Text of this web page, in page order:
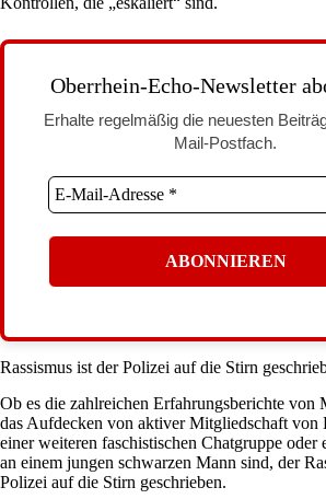
Oberrhein-Echo-Newsletter
Erhalte regelmäßig die neuesten
Mail-Postfach.
Rassismus ist der Polizei auf die Stirn
Ob es die zahlreichen Erfahrungsberichte von
das Aufdecken von aktiver Mitgliedschaft von
einer weiteren faschistischen Chatgruppe oder
an einem jungen schwarzen Mann sind, der
Polizei auf die Stirn geschrieben.